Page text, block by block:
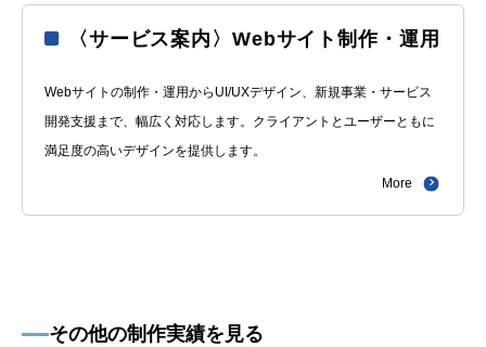
〈サービス案内〉Webサイト制作・運用
Webサイトの制作・運用からUI/UXデザイン、新規事業・サービス
開発支援まで、幅広く対応します。クライアントとユーザーともに
満足度の高いデザインを提供します。
More
その他の制作実績を見る